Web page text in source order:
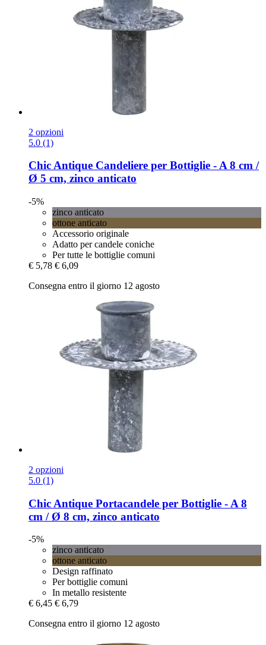
2 opzioni
5.0 (1)
Chic Antique Candeliere per Bottiglie -​ A 8 cm /
Ø 5 cm, zinco anticato
-5%
zinco anticato
ottone anticato
Accessorio originale
Adatto per candele coniche
Per tutte le bottiglie comuni
€ 5,78 € 6,09
Consegna entro il giorno 12 agosto
2 opzioni
5.0 (1)
Chic Antique Portacandele per Bottiglie -​ A 8
cm / Ø 8 cm, zinco anticato
-5%
zinco anticato
ottone anticato
Design raffinato
Per bottiglie comuni
In metallo resistente
€ 6,45 € 6,79
Consegna entro il giorno 12 agosto